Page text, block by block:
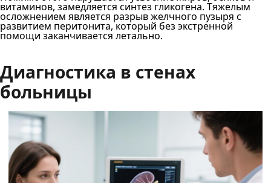
витаминов, замедляется синтез гликогена. Тяжелым
осложнением является разрыв желчного пузыря с
развитием перитонита, который без экстренной
помощи заканчивается летально.
Диагностика в стенах
больницы